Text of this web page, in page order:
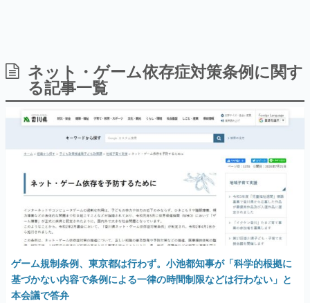
ゲーム開発者・hamatsu氏がゲームの魅力を画面や操作の
具体的な形から解き明かしていく、硬派で骨太な評論連載
です。
「経験値」「裏技」「ラスボス」… ゲームにまつわる言葉
イニーP氏が徹底調査。
マンガ
女性向け
アプリレビュー
ネット・ゲーム依存症対策条例に関す
る記事一覧
ゲーム規制条例、東京都は行わず。小池都知事が「科学的根拠に
基づかない内容で条例による一律の時間制限などは行わない」と
本会議で答弁